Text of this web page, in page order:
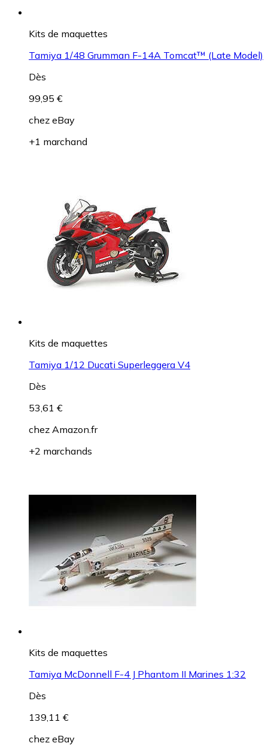
Kits de maquettes
Tamiya 1/48 Grumman F-14A Tomcat™ (Late Model)
Dès
99,95 €
chez eBay
+1 marchand
Kits de maquettes
Tamiya 1/12 Ducati Superleggera V4
Dès
53,61 €
chez Amazon.fr
+2 marchands
Kits de maquettes
Tamiya McDonnell F-4 J Phantom II Marines 1:32
Dès
139,11 €
chez eBay